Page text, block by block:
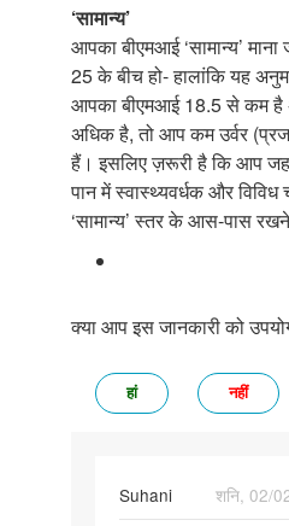
‘सामान्य’
आपका बीएमआई ‘सामान्य’
25 के बीच हो- हालांकि यह
आपका बीएमआई 18.5 से कम
अधिक है, तो आप कम उर्वर
हैं। इसलिए ज़रूरी है कि आप
पान में स्वास्थ्यवर्धक और
‘सामान्य’ स्तर के आस-पास
क्या आप इस जानकारी को
हां नहीं
Suhani
शनि, 02/